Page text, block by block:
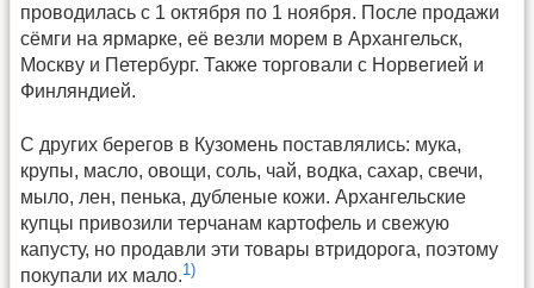
проводилась с 1 октября по 1 ноября. После продажи
сёмги на ярмарке, её везли морем в Архангельск,
Москву и Петербург. Также торговали с Норвегией и
Финляндией.
С других берегов в Кузомень поставлялись: мука,
крупы, масло, овощи, соль, чай, водка, сахар, свечи,
мыло, лен, пенька, дубленые кожи. Архангельские
купцы привозили терчанам картофель и свежую
капусту, но продавли эти товары втридорога, поэтому
покупали их мало.1)